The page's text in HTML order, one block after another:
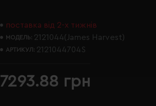
поставка від 2-х тижнів
МОДЕЛЬ: 2121044(James Harvest)
АРТИКУЛ: 2121044704S
7293.88 грн